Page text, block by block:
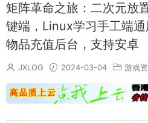
矩阵革命之旅：二次元放
键端，Linux学习手工端
物品充值后台，支持安卓
JXLOG 2024-03-04 游戏